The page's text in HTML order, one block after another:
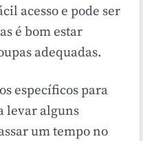
acesso e pode ser
é bom estar
adequadas.
específicos para
levar alguns
um tempo no